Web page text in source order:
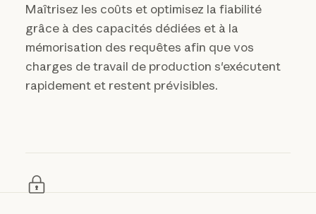
Maîtrisez les coûts et optimisez la fiabilité
grâce à des capacités dédiées et à la
mémorisation des requêtes afin que vos
charges de travail de production s'exécutent
rapidement et restent prévisibles.